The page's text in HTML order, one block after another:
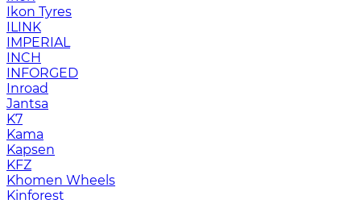
Ikon Tyres
ILINK
IMPERIAL
INCH
INFORGED
Inroad
Jantsa
K7
Kama
Kapsen
KFZ
Khomen Wheels
Kinforest